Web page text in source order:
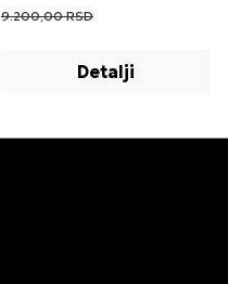
9.200,00 RSD
Detalji